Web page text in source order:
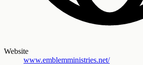
Website
www.emblemministries.net/